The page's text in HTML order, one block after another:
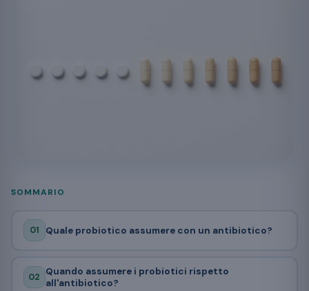
SOMMARIO
01 Quale probiotico assumere con un antibiotico?
02 Quando assumere i probiotici rispetto
all'antibiotico?